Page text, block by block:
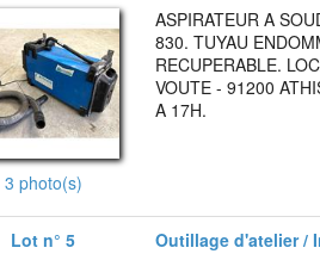
3 photo(s)
ASPIRATEUR A
830. TUYAU
RECUPERABLE.
VOUTE - 91200
A 17H.
Lot n° 5 Outillage d'atelier /